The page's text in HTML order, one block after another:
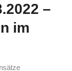
–
im